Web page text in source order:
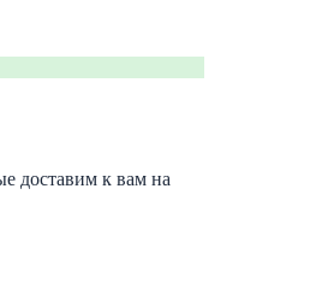
доставим к вам на